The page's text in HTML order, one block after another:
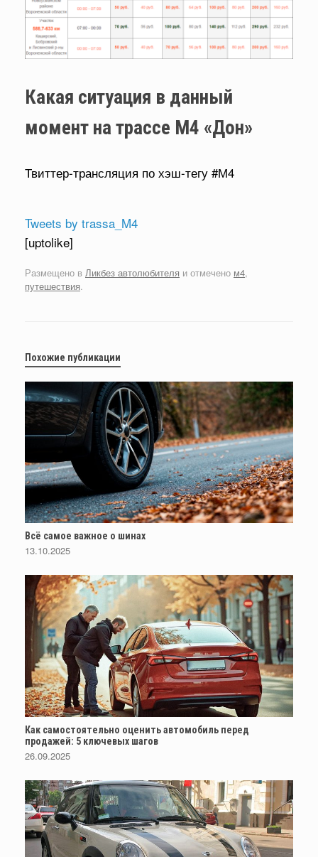
Какая ситуация в данный
момент на трассе М4 «Дон»
Твиттер-трансляция по хэш-тегу #М4
Tweets by trassa_M4
[uptolike]
Размещено в Ликбез автолюбителя и отмечено м4,
путешествия.
Похожие публикации
Всё самое важное о шинах
13.10.2025
Как самостоятельно оценить автомобиль перед
продажей: 5 ключевых шагов
26.09.2025